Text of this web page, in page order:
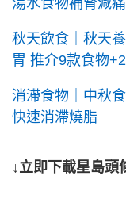
湯水食物補腎減
秋天飲食｜秋天
胃 推介9款食物
消滯食物｜中秋
快速消滯燒脂
↓立即下載星島頭